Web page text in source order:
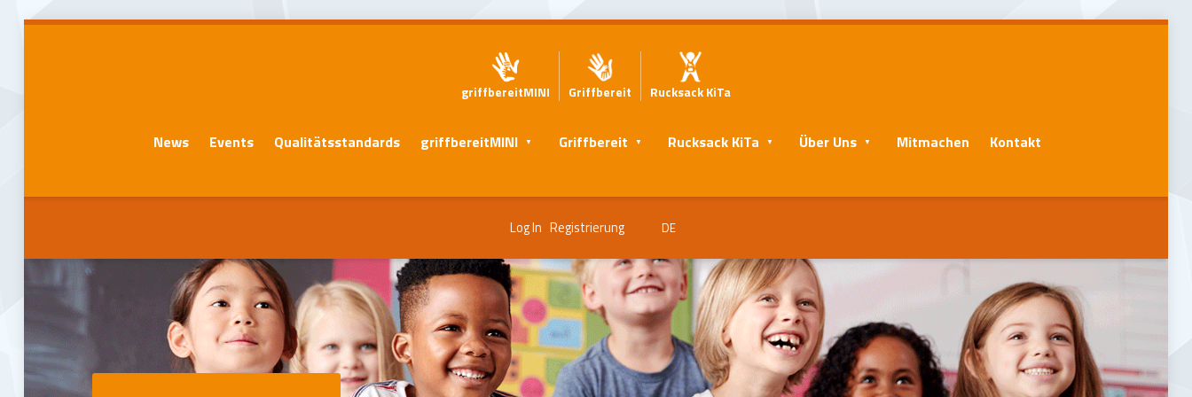
griffbereitMINI Griffbereit Rucksack KiTa
News Events Qualitätsstandards griffbereitMINI Griffbereit Rucksack KiTa Über Uns Mitmachen Kontakt
Log In Registrierung DE